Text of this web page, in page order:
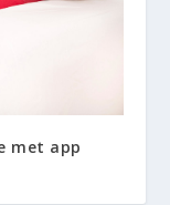
met app